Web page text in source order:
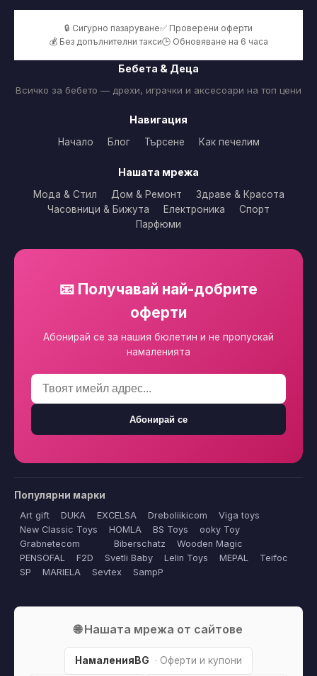
🔒 Сигурно пазаруване✅ Проверени оферти
💰 Без допълнителни такси🕒 Обновяване на 6 часа
Бебета & Деца
Всичко за бебето — дрехи, играчки и аксесоари на топ цени
Навигация
Начало Блог Търсене Как печелим
Нашата мрежа
Мода & Стил Дом & Ремонт
Здраве & Красота
Часовници & Бижута
Електроника
Спорт
Парфюми
📧 Получавай най-добрите
оферти
Абонирай се за нашия бюлетин и не пропускай
намаленията
Абонирай се
Популярни марки
Art gift DUKA EXCELSA Dreboliikicom
Viga toys
New Classic Toys
HOMLA BS Toys
ooky Toy
Grabnetecom
Biberschatz
Wooden Magic
PENSOFAL
F2D Svetli Baby Lelin Toys MEPAL
Teifoc
SP
MARIELA Sevtex SampP
🌐 Нашата мрежа от сайтове
НамаленияBG · Оферти и купони